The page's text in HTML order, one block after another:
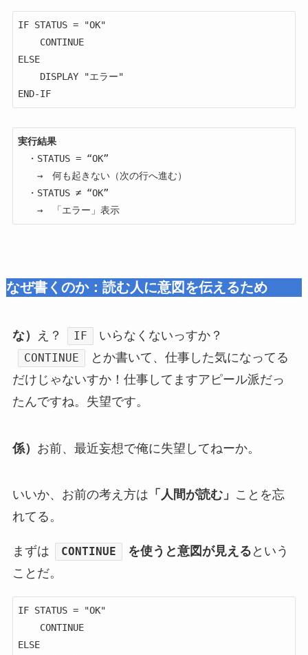
IF STATUS = "OK"
ELSE
END-IF
実行結果
・STATUS = “OK”
→　何も起きない（次の行へ進む）
・STATUS ≠ “OK”
→　「エラー」表示
なぜ書くのか：読む人に意図を伝えるため
な） え？ IF いらなくないっすか？
CONTINUE
とか書いて、仕事した気になってる
だけじゃないすか！仕事してますアピール派だっ
たんですね。失望です。
係） お前、最近妄想で俺に失望してねーか。
いいか、お前の考え方は 「人間が読む」 ことを忘
れてる。
まずは CONTINUE を使うと意図が見える という
ことだ。
IF STATUS = "OK"
ELSE